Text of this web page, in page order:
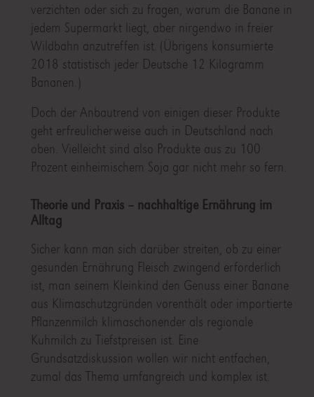
verzichten oder sich zu fragen, warum die Banane in
jedem Supermarkt liegt, aber nirgendwo in freier
Wildbahn anzutreffen ist. (Übrigens konsumierte
2018 statistisch jeder Deutsche 12 Kilogramm
Bananen.)
Doch der Anbautrend von einigen dieser Produkte
geht erfreulicherweise auch in Deutschland nach
oben. Vielleicht sind also Produkte aus zu 100
Prozent einheimischem Soja gar nicht mehr so fern.
Theorie und Praxis – nachhaltige Ernährung im
Alltag
Sicher kann man sich darüber streiten, ob zu einer
gesunden Ernährung Fleisch zwingend erforderlich
ist, man seinem Kleinkind den Genuss einer Banane
aus Klimaschutzgründen vorenthält oder importierte
Pflanzenmilch klimaschonender als regionale
Kuhmilch zu Tiefstpreisen ist. Eine
Grundsatzdiskussion wollen wir nicht entfachen,
zumal das Thema umfangreich und komplex ist.